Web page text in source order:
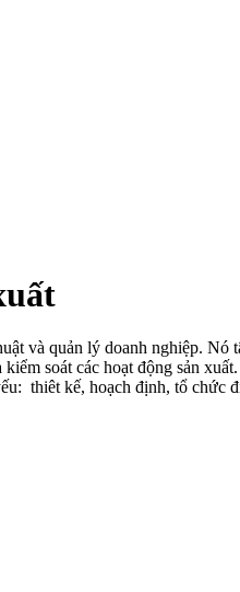
và quản lý doanh nghiệp.
soát các hoạt động sản xuất.
thiêt kế, hoạch định, tổ chức